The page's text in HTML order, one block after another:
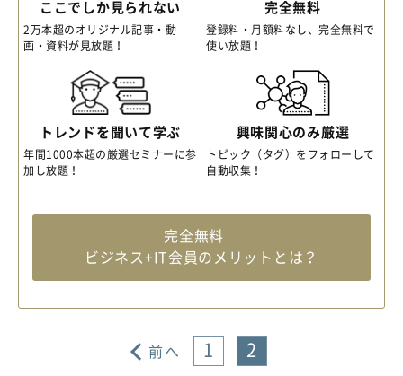
ここでしか見られない
2万本超のオリジナル記事・動
画・資料が見放題！
完全無料
登録料・月額料なし、完全無料で
使い放題！
トレンドを聞いて学ぶ
年間1000本超の厳選セミナーに参
加し放題！
興味関心のみ厳選
トピック（タグ）をフォローして
自動収集！
完全無料
ビジネス+IT会員のメリットとは？
前へ 1 2